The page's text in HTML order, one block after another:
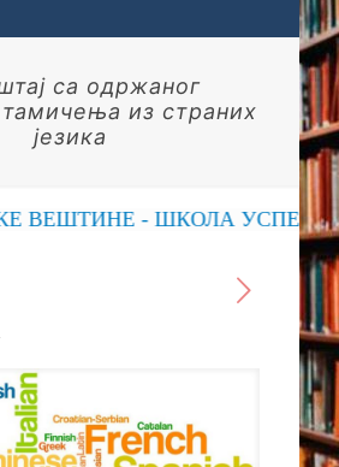
са одржаног
из страних
језика
ВЕШТИНЕ - ШКОЛА УСПЕХА